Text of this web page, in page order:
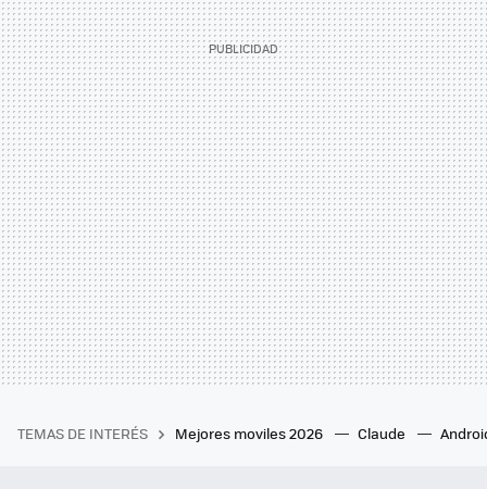
TEMAS DE INTERÉS Mejores moviles 2026 Claude